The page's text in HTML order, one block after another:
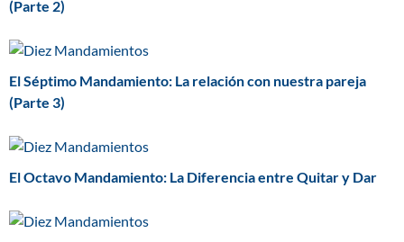
(Parte 2)
El Séptimo Mandamiento: La relación con nuestra pareja
(Parte 3)
El Octavo Mandamiento: La Diferencia entre Quitar y Dar